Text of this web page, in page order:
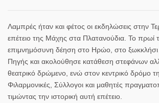
Λαμπρές ήταν και φέτος οι εκδηλώσεις στην
επέτειο της Μάχης στα Πλατανούδια. Το πρωί
επιμνημόσυνη δέηση στο Ηρώο, στο
Πηγής και ακολούθησε κατάθεση στεφάνων
θεατρικό δρώμενο, ενώ στον κεντρικό δρόμο
Φιλαρμονικές, Σύλλογοι και μαθητές
τιμώντας την ιστορική αυτή επέτειο.